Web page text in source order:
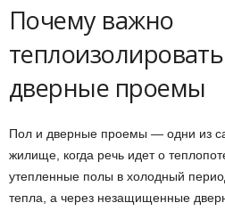
Почему важно
дверные проемы
Пол и дверные проемы — одни из
жилище, когда речь идет о
утепленные полы в холодный
тепла, а через незащищенные